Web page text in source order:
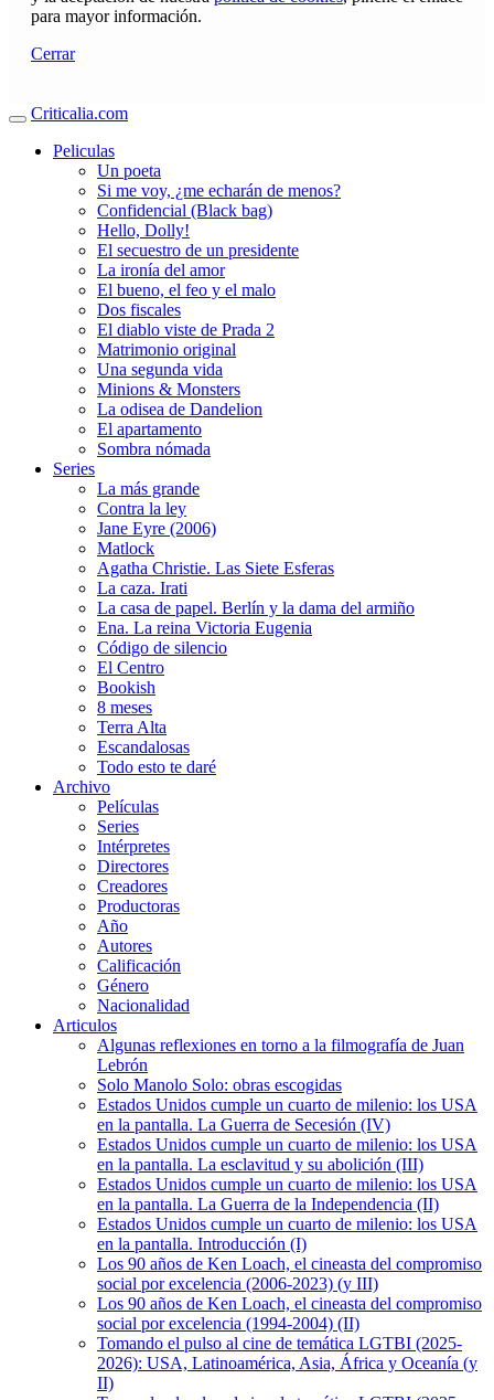
para mayor información.
Cerrar
Criticalia.com
Peliculas
Un poeta
Si me voy, ¿me echarán de menos?
Confidencial (Black bag)
Hello, Dolly!
El secuestro de un presidente
La ironía del amor
El bueno, el feo y el malo
Dos fiscales
El diablo viste de Prada 2
Matrimonio original
Una segunda vida
Minions & Monsters
La odisea de Dandelion
El apartamento
Sombra nómada
Series
La más grande
Contra la ley
Jane Eyre (2006)
Matlock
Agatha Christie. Las Siete Esferas
La caza. Irati
La casa de papel. Berlín y la dama del armiño
Ena. La reina Victoria Eugenia
Código de silencio
El Centro
Bookish
8 meses
Terra Alta
Escandalosas
Todo esto te daré
Archivo
Películas
Series
Intérpretes
Directores
Creadores
Productoras
Año
Autores
Calificación
Género
Nacionalidad
Articulos
Algunas reflexiones en torno a la filmografía de Juan
Lebrón
Solo Manolo Solo: obras escogidas
Estados Unidos cumple un cuarto de milenio: los USA
en la pantalla. La Guerra de Secesión (IV)
Estados Unidos cumple un cuarto de milenio: los USA
en la pantalla. La esclavitud y su abolición (III)
Estados Unidos cumple un cuarto de milenio: los USA
en la pantalla. La Guerra de la Independencia (II)
Estados Unidos cumple un cuarto de milenio: los USA
en la pantalla. Introducción (I)
Los 90 años de Ken Loach, el cineasta del compromiso
social por excelencia (2006-2023) (y III)
Los 90 años de Ken Loach, el cineasta del compromiso
social por excelencia (1994-2004) (II)
Tomando el pulso al cine de temática LGTBI (2025-
2026): USA, Latinoamérica, Asia, África y Oceanía (y
II)